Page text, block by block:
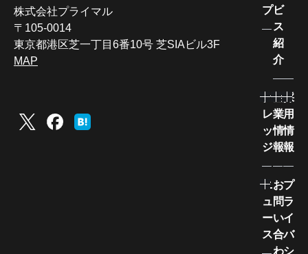
株式会社プライマル
〒105-0014
東京都港区芝一丁目6番10号 芝SIAビル3F
MAP
プビ
ス
紹
介
ナ
レ
ッ
ジ
企
業
情
報
採
用
情
報
ニ
ュ
ー
ス
お
問
い
合
わ
プ
ラ
イ
バ
シ